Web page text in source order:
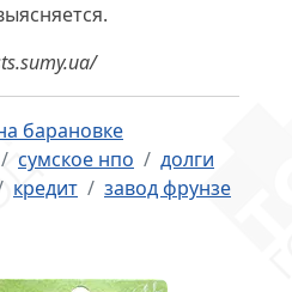
барановке
сумское нпо
долги
кредит
завод фрунзе